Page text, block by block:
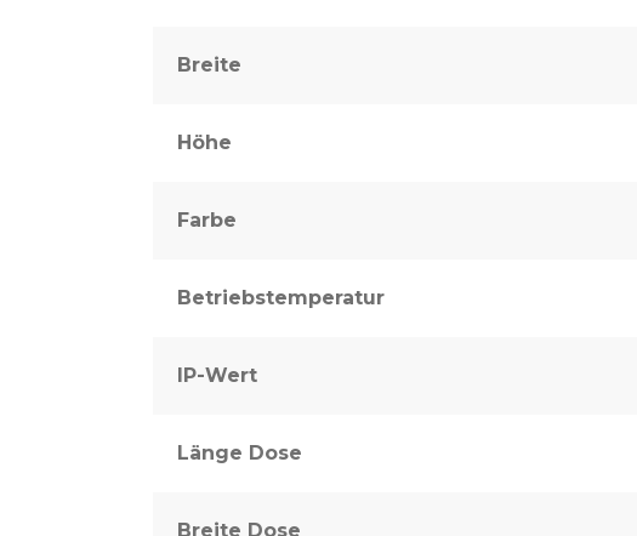
Breite
Höhe
Farbe
Betriebstemperatur
IP-Wert
Länge Dose
Breite Dose